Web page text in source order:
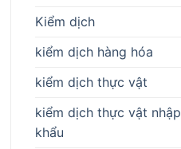
Kiểm dịch
kiểm dịch hàng hóa
kiểm dịch thực vật
kiểm dịch thực vật nhập
khẩu